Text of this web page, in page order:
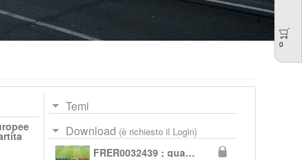
Temi
Download (è richiesto il Login)
FRER0032439 ; qualificazioni europee Coppa del Mondo FIFA 2022 .jpg
0